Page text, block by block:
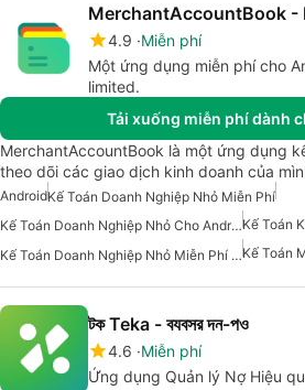
MerchantAccountBook -
4.9 Miễn phí
Một ứng dụng miễn phí cho
limited.
Tải xuống miễn phí dành
MerchantAccountBook là một ứng dụng
theo dõi các giao dịch kinh doanh của
AndroidKế Toán Doanh Nghiệp Nhỏ Miễn Phí
Kế Toán Doanh Nghiệp Nhỏ Cho AndroidKế Toán
Kế Toán Doanh Nghiệp Nhỏ Miễn Phí Cho AndroidKế Toán
টক Teka - বযবসর দন-পও
4.6 Miễn phí
Ứng dụng Quản lý Nợ Hiệu